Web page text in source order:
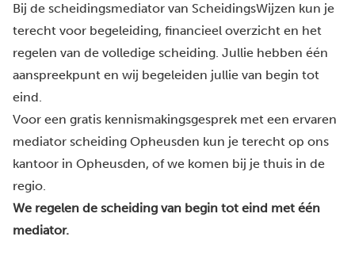
Bij de scheidingsmediator van ScheidingsWijzen kun je
terecht voor begeleiding, financieel overzicht en het
regelen van de volledige scheiding. Jullie hebben één
aanspreekpunt en wij begeleiden jullie van begin tot
eind.
Voor een gratis kennismakingsgesprek met een ervaren
mediator scheiding Opheusden kun je terecht op ons
kantoor in Opheusden, of we komen bij je thuis in de
regio.
We regelen de scheiding van begin tot eind met één
mediator.